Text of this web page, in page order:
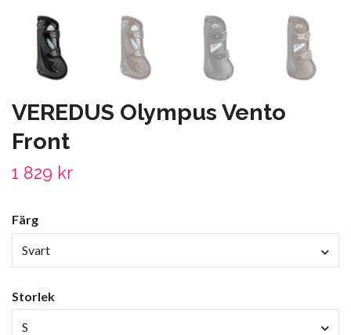
VEREDUS Olympus Vento
Front
1 829 kr
Färg
Svart
Storlek
S